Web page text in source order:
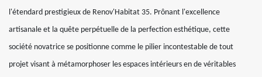
l'étendard prestigieux de Renov'Habitat 35. Prônant l'excellence
artisanale et la quête perpétuelle de la perfection esthétique, cette
société novatrice se positionne comme le pilier incontestable de tout
projet visant à métamorphoser les espaces intérieurs en de véritables